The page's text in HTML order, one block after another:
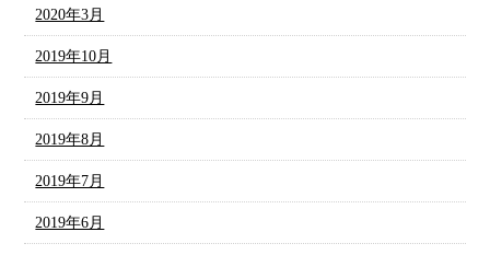
2020年3月
2019年10月
2019年9月
2019年8月
2019年7月
2019年6月